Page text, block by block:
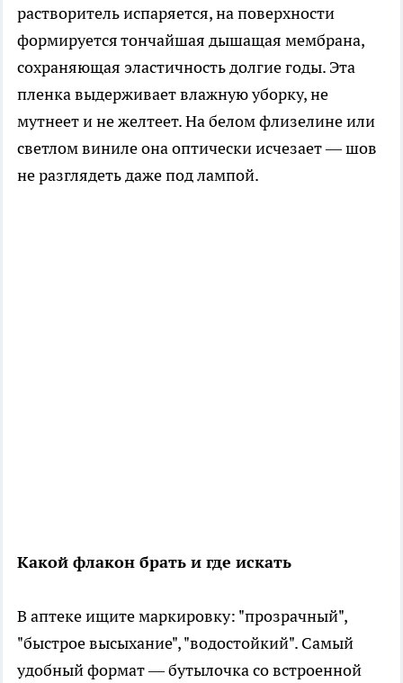
растворитель испаряется, на поверхности
формируется тончайшая дышащая мембрана,
сохраняющая эластичность долгие годы. Эта
пленка выдерживает влажную уборку, не
мутнеет и не желтеет. На белом флизелине или
светлом виниле она оптически исчезает — шов
не разглядеть даже под лампой.
Какой флакон брать и где искать
В аптеке ищите маркировку: "прозрачный",
"быстрое высыхание", "водостойкий". Самый
удобный формат — бутылочка со встроенной